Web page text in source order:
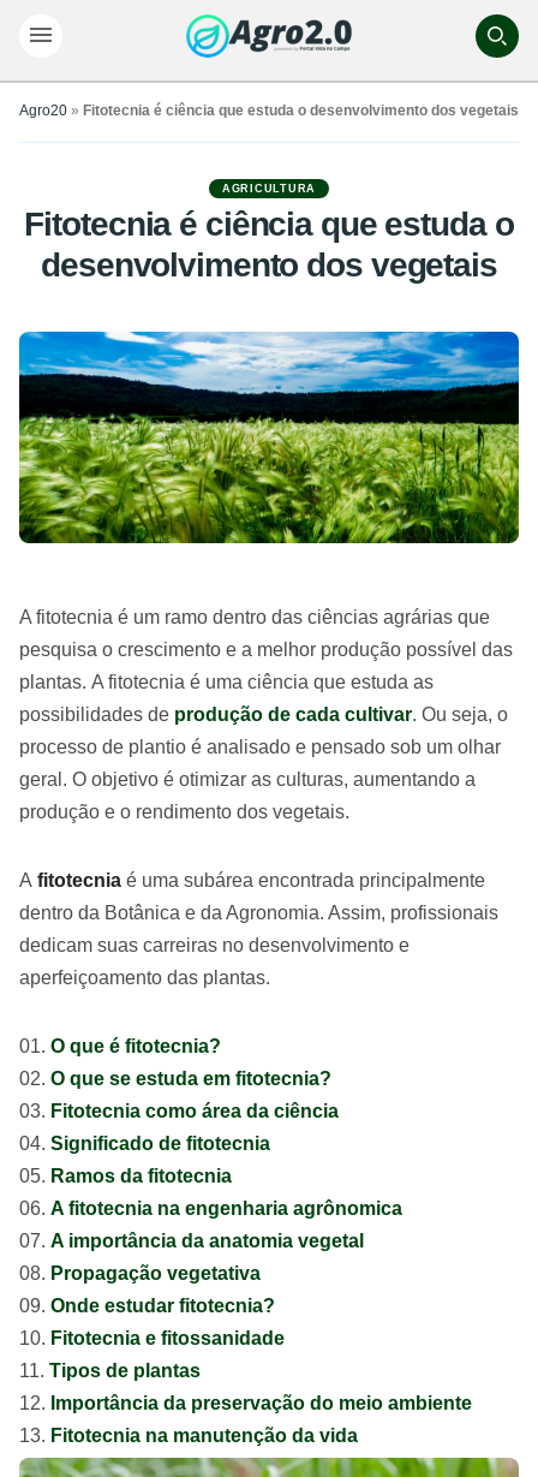
Agro20 » Fitotecnia é ciência que estuda o desenvolvimento dos vegetais
AGRICULTURA
Fitotecnia é ciência que estuda o
desenvolvimento dos vegetais
A fitotecnia é um ramo dentro das ciências agrárias que
pesquisa o crescimento e a melhor produção possível das
plantas. A fitotecnia é uma ciência que estuda as
possibilidades de produção de cada cultivar. Ou seja, o
processo de plantio é analisado e pensado sob um olhar
geral. O objetivo é otimizar as culturas, aumentando a
produção e o rendimento dos vegetais.
A fitotecnia é uma subárea encontrada principalmente
dentro da Botânica e da Agronomia. Assim, profissionais
dedicam suas carreiras no desenvolvimento e
aperfeiçoamento das plantas.
O que é fitotecnia?
O que se estuda em fitotecnia?
Fitotecnia como área da ciência
Significado de fitotecnia
Ramos da fitotecnia
A fitotecnia na engenharia agrônomica
A importância da anatomia vegetal
Propagação vegetativa
Onde estudar fitotecnia?
Fitotecnia e fitossanidade
Tipos de plantas
Importância da preservação do meio ambiente
Fitotecnia na manutenção da vida